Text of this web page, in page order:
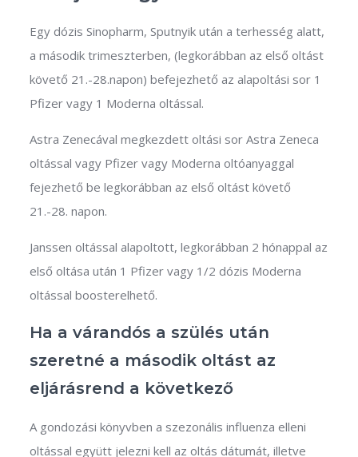
Egy dózis Sinopharm, Sputnyik után a terhesség alatt,
a második trimeszterben, (legkorábban az első oltást
követő 21.-28.napon) befejezhető az alapoltási sor 1
Pfizer vagy 1 Moderna oltással.
Astra Zenecával megkezdett oltási sor Astra Zeneca
oltással vagy Pfizer vagy Moderna oltóanyaggal
fejezhető be legkorábban az első oltást követő
21.-28. napon.
Janssen oltással alapoltott, legkorábban 2 hónappal az
első oltása után 1 Pfizer vagy 1/2 dózis Moderna
oltással boosterelhető.
Ha a várandós a szülés után
szeretné a második oltást az
eljárásrend a következő
A gondozási könyvben a szezonális influenza elleni
oltással együtt jelezni kell az oltás dátumát, illetve